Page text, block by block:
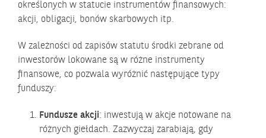
określonych w statucie instrumentów finansowych:
akcji, obligacji, bonów skarbowych itp.
W zależności od zapisów statutu środki zebrane od
inwestorów lokowane są w różne instrumenty
finansowe, co pozwala wyróżnić następujące typy
funduszy:
Fundusze akcji: inwestują w akcje notowane na
różnych giełdach. Zazwyczaj zarabiają, gdy